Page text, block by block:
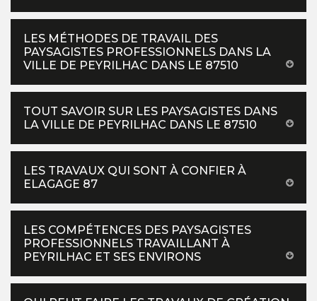
LES MÉTHODES DE TRAVAIL DES
PAYSAGISTES PROFESSIONNELS DANS LA
VILLE DE PEYRILHAC DANS LE 87510
TOUT SAVOIR SUR LES PAYSAGISTES DANS
LA VILLE DE PEYRILHAC DANS LE 87510
LES TRAVAUX QUI SONT À CONFIER À
ELAGAGE 87
LES COMPÉTENCES DES PAYSAGISTES
PROFESSIONNELS TRAVAILLANT À
PEYRILHAC ET SES ENVIRONS